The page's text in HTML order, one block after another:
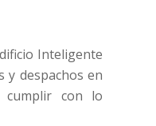
Inteligente
y despachos en
cumplir con lo